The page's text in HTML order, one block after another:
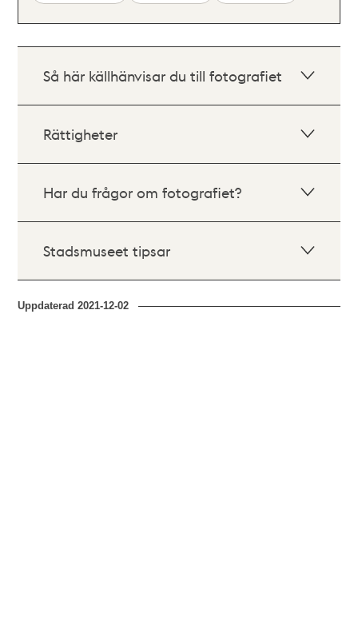
Så här källhänvisar du till fotografiet
Rättigheter
Har du frågor om fotografiet?
Stadsmuseet tipsar
Uppdaterad2021-12-02